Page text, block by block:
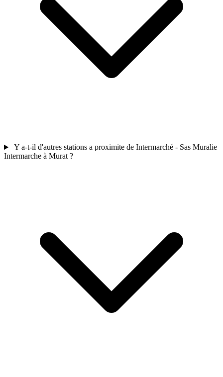
Y a-t-il d'autres stations a proximite de Intermarché - Sas Muralie
Intermarche à Murat ?